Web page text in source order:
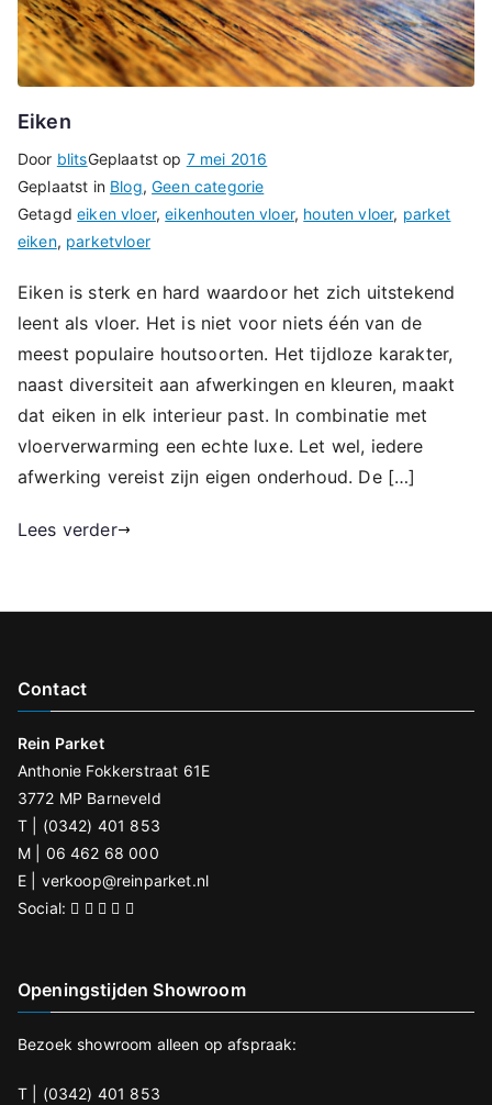
Eiken
Door blitsGeplaatst op 7 mei 2016
Geplaatst in Blog,Geen categorie
Getagdeiken vloer,eikenhouten vloer, houten vloer, parket
eiken, parketvloer
Eiken is sterk en hard waardoor het zich uitstekend
leent als vloer. Het is niet voor niets één van de
meest populaire houtsoorten. Het tijdloze karakter,
naast diversiteit aan afwerkingen en kleuren, maakt
dat eiken in elk interieur past. In combinatie met
vloerverwarming een echte luxe. Let wel, iedere
afwerking vereist zijn eigen onderhoud. De […]
Lees verder
Contact
Rein Parket
Anthonie Fokkerstraat 61E
3772 MP Barneveld
T | (0342) 401 853
M | 06 462 68 000
E | verkoop@reinparket.nl
Social:
Openingstijden Showroom
Bezoek showroom alleen op afspraak:
T | (0342) 401 853